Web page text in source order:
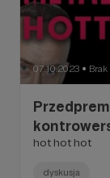
07.10.2023 ●
hot hot hot
dyskusja